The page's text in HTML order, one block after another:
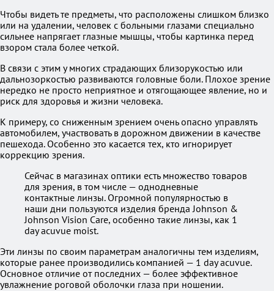
Чтобы видеть те предметы, что расположены слишком близко
или на удалении, человек с больными глазами специально
сильнее напрягает глазные мышцы, чтобы картинка перед
взором стала более четкой.
В связи с этим у многих страдающих близорукостью или
дальнозоркостью развиваются головные боли. Плохое зрение
нередко не просто неприятное и отягощающее явление, но и
риск для здоровья и жизни человека.
К примеру, со сниженным зрением очень опасно управлять
автомобилем, участвовать в дорожном движении в качестве
пешехода. Особенно это касается тех, кто игнорирует
коррекцию зрения.
Сейчас в магазинах оптики есть множество товаров
для зрения, в том числе — однодневные
контактные линзы. Огромной популярностью в
наши дни пользуются изделия бренда Johnson &
Johnson Vision Care, особенно такие линзы, как 1
day acuvue moist.
Эти линзы по своим параметрам аналогичны тем изделиям,
которые ранее производились компанией — 1 day acuvue.
Основное отличие от последних — более эффективное
увлажнение роговой оболочки глаза при ношении.